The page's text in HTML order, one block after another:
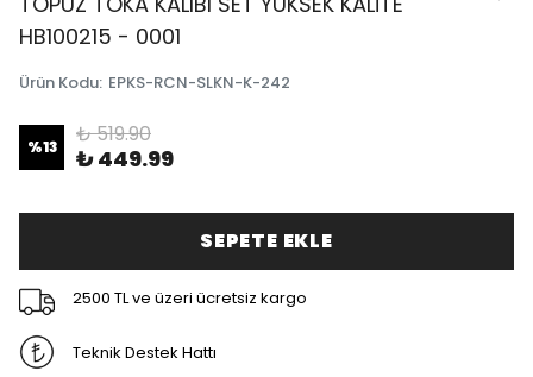
HB100215 - 0001
Ürün Kodu: EPKS-RCN-SLKN-K-242
%13 ₺ 519.90
₺ 449.99
SEPETE EKLE
2500 TL ve üzeri ücretsiz kargo
Teknik Destek Hattı